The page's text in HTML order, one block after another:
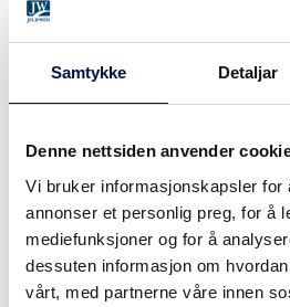
Samtykke Detaljar
Denne nettsiden anvender
Vi bruker informasjonskapsler for
annonser et personlig preg, for å
mediefunksjoner og for å
dessuten informasjon om
vårt, med partnerne våre innen
GLASS:
MILJØ:
5 ÅRS PRODUKTGARANTI
OVERFLATER (9)